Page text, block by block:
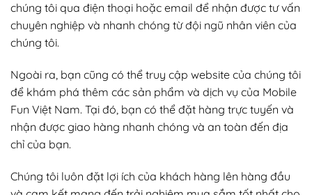
chúng tôi qua điện thoại hoặc email để nhận được tư vấn
chuyên nghiệp và nhanh chóng từ đội ngũ nhân viên của
chúng tôi.
Ngoài ra, bạn cũng có thể truy cập website của chúng tôi
để khám phá thêm các sản phẩm và dịch vụ của Mobile
Fun Việt Nam. Tại đó, bạn có thể đặt hàng trực tuyến và
nhận được giao hàng nhanh chóng và an toàn đến địa
chỉ của bạn.
Chúng tôi luôn đặt lợi ích của khách hàng lên hàng đầu